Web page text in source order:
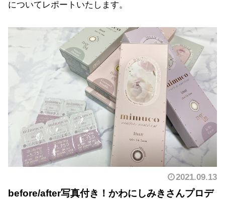
についてレポートいたします。
2021.09.13
before/after写真付き！かわにしみきさんプロデ